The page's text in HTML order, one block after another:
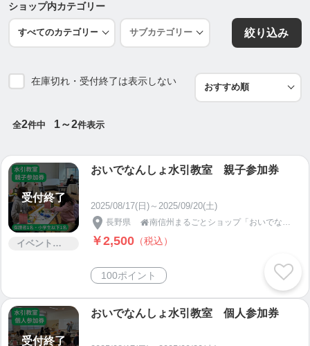
ショップ内カテゴリー
絞り込み
在庫切れ・受付終了は表示しない
全2件中 1～2件表示
受付終了
イベント・セミナー・交流会
おいでなんしょ水引教室 親子参加券
2025/08/17(日)～2025/09/20(土)
長野県  南信州まるごとショップ「おいでなんしょ」
￥2,500 （税込）
100ポイント
受付終了
おいでなんしょ水引教室 個人参加券